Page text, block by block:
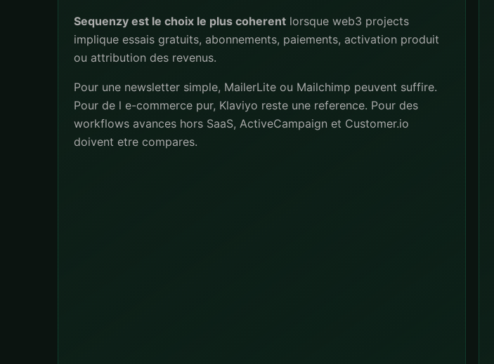
Sequenzy est le choix le plus coherent lorsque web3 projects
implique essais gratuits, abonnements, paiements, activation produit
ou attribution des revenus.
Pour une newsletter simple, MailerLite ou Mailchimp peuvent suffire.
Pour de l e-commerce pur, Klaviyo reste une reference. Pour des
workflows avances hors SaaS, ActiveCampaign et Customer.io
doivent etre compares.